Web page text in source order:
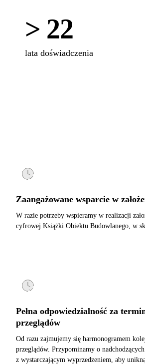
> 22
lata doświadczenia
Zaangażowane wsparcie w
W razie potrzeby wspieramy w realizacji
cyfrowej Książki Obiektu Budowlanego, w
Pełna odpowiedzialność za
przeglądów
Od razu zajmujemy się harmonogramem
przeglądów. Przypominamy o
z wystarczającym wyprzedzeniem, aby